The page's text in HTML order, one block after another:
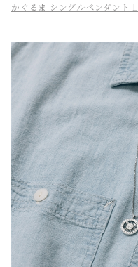
かぐるま シングルペンダント L